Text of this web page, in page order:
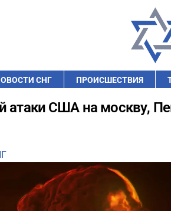
СНГ ПРОИСШЕСТВИЯ
атаки США на москву,